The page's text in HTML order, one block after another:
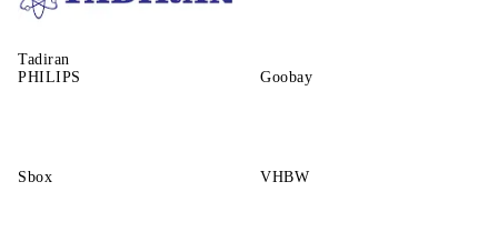
Tadiran
PHILIPS Goobay
Sbox VHBW